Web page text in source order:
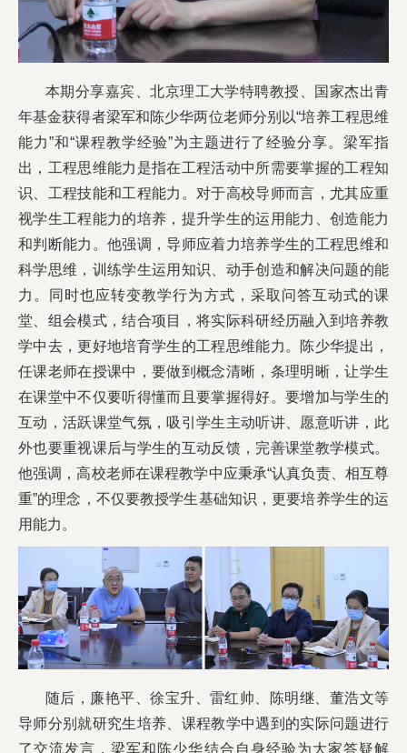
本期分享嘉宾、北京理工大学特聘教授、国家杰出青
年基金获得者梁军和陈少华两位老师分别以“培养工程思维
能力”和“课程教学经验”为主题进行了经验分享。梁军指
出，工程思维能力是指在工程活动中所需要掌握的工程知
识、工程技能和工程能力。对于高校导师而言，尤其应重
视学生工程能力的培养，提升学生的运用能力、创造能力
和判断能力。他强调，导师应着力培养学生的工程思维和
科学思维，训练学生运用知识、动手创造和解决问题的能
力。同时也应转变教学行为方式，采取问答互动式的课
堂、组会模式，结合项目，将实际科研经历融入到培养教
学中去，更好地培育学生的工程思维能力。陈少华提出，
任课老师在授课中，要做到概念清晰，条理明晰，让学生
在课堂中不仅要听得懂而且要掌握得好。要增加与学生的
互动，活跃课堂气氛，吸引学生主动听讲、愿意听讲，此
外也要重视课后与学生的互动反馈，完善课堂教学模式。
他强调，高校老师在课程教学中应秉承“认真负责、相互尊
重”的理念，不仅要教授学生基础知识，更要培养学生的运
用能力。
随后，廉艳平、徐宝升、雷红帅、陈明继、董浩文等
导师分别就研究生培养、课程教学中遇到的实际问题进行
了交流发言，梁军和陈少华结合自身经验为大家答疑解